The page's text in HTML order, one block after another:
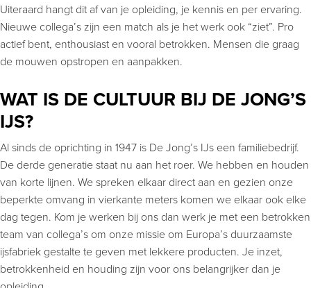
Uiteraard hangt dit af van je opleiding, je kennis en per ervaring.
Nieuwe collega’s zijn een match als je het werk ook “ziet”. Pro
actief bent, enthousiast en vooral betrokken. Mensen die graag
de mouwen opstropen en aanpakken.
WAT IS DE CULTUUR BIJ DE JONG’S
IJS?
Al sinds de oprichting in 1947 is De Jong’s IJs een familiebedrijf.
De derde generatie staat nu aan het roer. We hebben en houden
van korte lijnen. We spreken elkaar direct aan en gezien onze
beperkte omvang in vierkante meters komen we elkaar ook elke
dag tegen. Kom je werken bij ons dan werk je met een betrokken
team van collega’s om onze missie om Europa’s duurzaamste
ijsfabriek gestalte te geven met lekkere producten. Je inzet,
betrokkenheid en houding zijn voor ons belangrijker dan je